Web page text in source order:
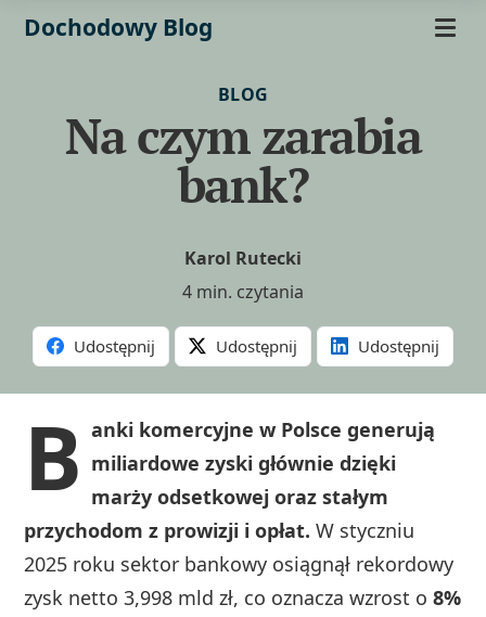
Dochodowy Blog
BLOG
Na czym zarabia
bank?
Karol Rutecki
4 min. czytania
Udostępnij Udostępnij Udostępnij
B anki komercyjne w Polsce generują
miliardowe zyski głównie dzięki
marży odsetkowej oraz stałym
przychodom z prowizji i opłat. W styczniu
2025 roku sektor bankowy osiągnął rekordowy
zysk netto 3,998 mld zł, co oznacza wzrost o8%